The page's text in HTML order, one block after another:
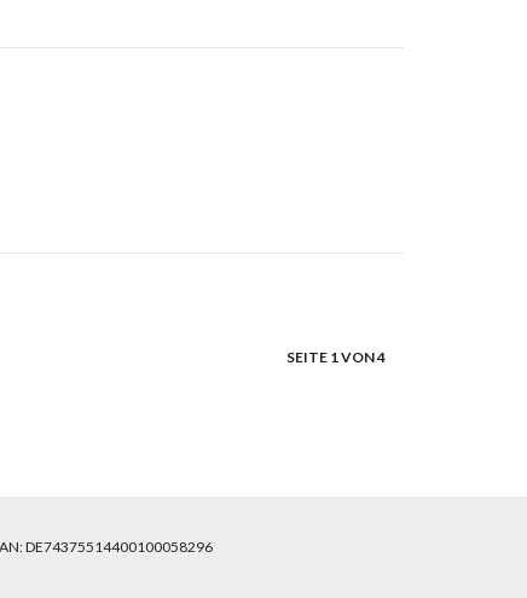
SEITE 1 VON 4
DE74375514400100058296